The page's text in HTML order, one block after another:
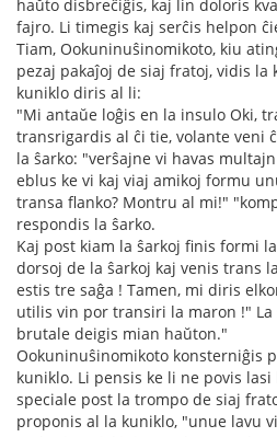
haŭto disbreĉiĝis, kaj lin doloris
fajro. Li timegis kaj serĉis helpon
Tiam, Ookuninuŝinomikoto, kiu
pezaj pakaĵoj de siaj fratoj, vidis la
kuniklo diris al li:
"Mi antaŭe loĝis en la insulo Oki,
transrigardis al ĉi tie, volante veni
la ŝarko: "verŝajne vi havas
eblus ke vi kaj viaj amikoj formu
transa flanko? Montru al mi!"
respondis la ŝarko.
Kaj post kiam la ŝarkoj finis formi
dorsoj de la ŝarkoj kaj venis trans
estis tre saĝa ! Tamen, mi diris
utilis vin por transiri la maron !"
brutale deigis mian haŭton."
Ookuninuŝinomikoto konsterniĝis
kuniklo. Li pensis ke li ne povis
speciale post la trompo de siaj
proponis al la kuniklo, "unue lavu